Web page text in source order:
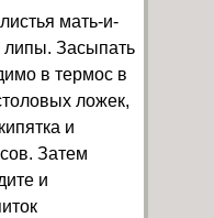
мать-и-
липы. Засыпать
в термос в
ложек,
и
Затем
и